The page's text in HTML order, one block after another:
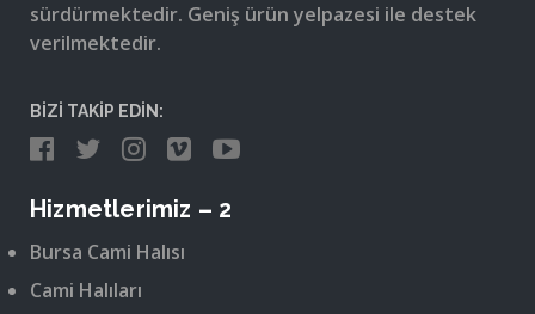
sürdürmektedir. Geniş ürün yelpazesi ile destek
verilmektedir.
BİZİ TAKİP EDİN:
Hizmetlerimiz – 2
Bursa Cami Halısı
Cami Halıları